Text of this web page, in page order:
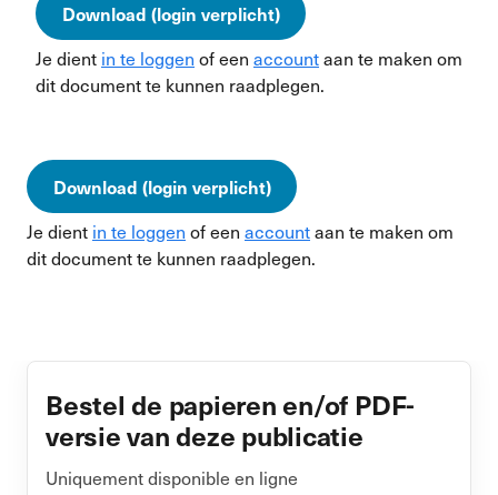
Download (login verplicht)
Je dient in te loggen of een accountaan te maken om
dit document te kunnen raadplegen.
Download (login verplicht)
Je dient in te loggen of een accountaan te maken om
dit document te kunnen raadplegen.
Bestel de papieren en/of PDF-
versie van deze publicatie
Uniquement disponible en ligne